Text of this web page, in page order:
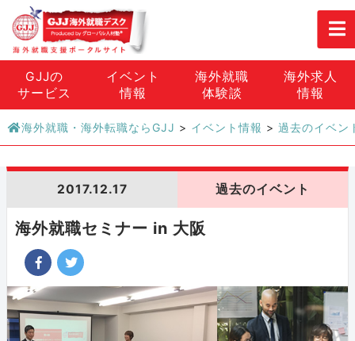
GJJの
サービス
イベント
情報
海外就職
体験談
海外求人
情報
海外就職・海外転職ならGJJ > イベント情報 > 過去のイベン
2017.12.17 過去のイベント
海外就職セミナー in 大阪